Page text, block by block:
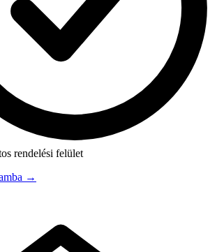
rendelési felület
→